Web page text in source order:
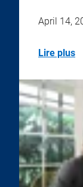
April 14,
Lire plus